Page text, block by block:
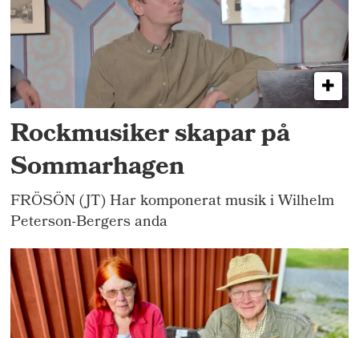
Rockmusiker skapar på
Sommarhagen
FRÖSÖN (JT) Har komponerat musik i Wilhelm
Peterson-Bergers anda